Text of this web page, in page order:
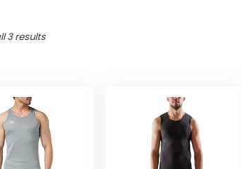
3 results